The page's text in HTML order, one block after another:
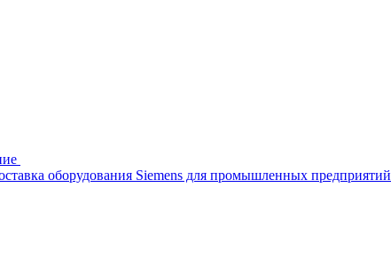
оборудования Siemens для промышленных предприятий